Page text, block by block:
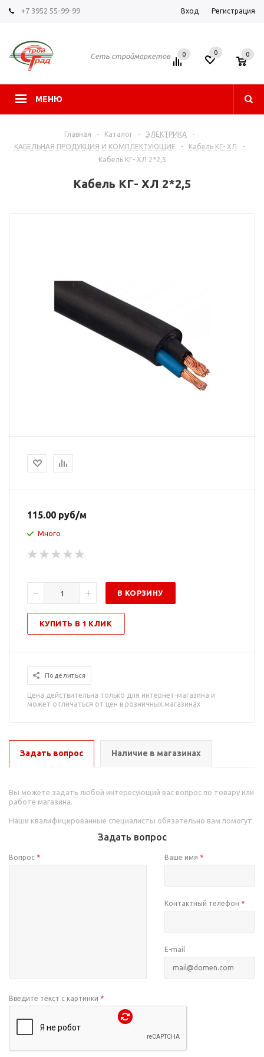
+7 3952 55-99-99 Вход Регистрация
Сеть строймаркетов
МЕНЮ
0 0 0
Главная - Каталог - ЭЛЕКТРИКА
-
КАБЕЛЬНАЯ ПРОДУКЦИЯ И КОМПЛЕКТУЮЩИЕ
- Кабель КГ- ХЛ
-
Кабель КГ- ХЛ 2*2,5
Кабель КГ- ХЛ 2*2,5
115.00 руб/м
Много
В КОРЗИНУ
КУПИТЬ В 1 КЛИК
Поделиться
Цена действительна только для интернет-магазина и
может отличаться от цен в розничных магазинах
Задать вопрос Наличие в магазинах
Вы можете задать любой интересующий вас вопрос по товару или
работе магазина.
Наши квалифицированные специалисты обязательно вам помогут.
Задать вопрос
Вопрос * Ваше имя *
Контактный телефон *
E-mail
Введите текст с картинки *